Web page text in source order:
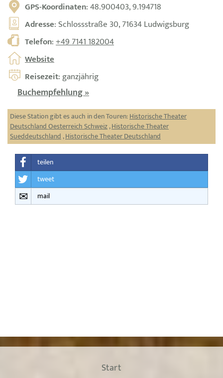
GPS-Koordinaten: 48.900403, 9.194718
Adresse: Schlossstraße 30, 71634 Ludwigsburg
Telefon:+49 7141 182004
Website
Reisezeit: ganzjährig
Buchempfehlung »
Diese Station gibt es auch in den Touren:Historische Theater
Deutschland Oesterreich Schweiz,Historische Theater
Sueddeutschland,Historische Theater Deutschland
teilen
tweet
mail
Start